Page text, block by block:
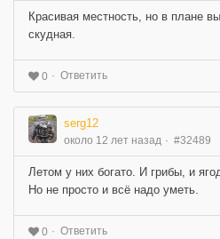
Красивая местность, но в плане
скудная.
0 Ответить
serg12
около 12 лет назад #32489
Летом у них богато. И грибы, и
Но не просто и всё надо уметь.
0 Ответить